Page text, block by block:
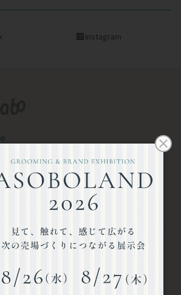
instagram
阪市西区江戸堀1-23-11 6F
・祝日
す
ム